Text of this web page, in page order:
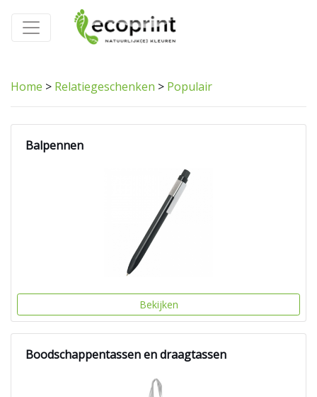
Home > Relatiegeschenken > Populair
Balpennen
Bekijken
Boodschappentassen en draagtassen